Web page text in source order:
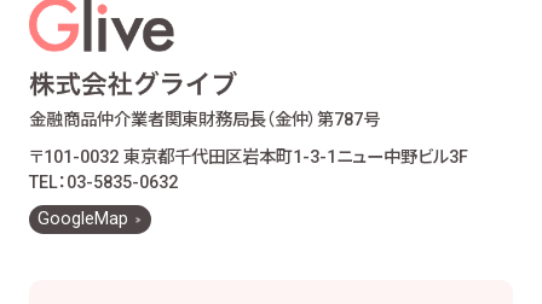
供の妥当性を判断するため
お客様ご本人であること又はご本人の代理人で
あることを確認するため
お客様に対し、お取引結果、お預り残高などの報
お客様とのお取引に関する事務を行うため
お客様との契約や法律等に基づく権利の行使や
義務の履行のため
金融商品仲介業者関東財務局長（金仲）第787号
〒101-0032 東京都千代田区岩本町1-3-1 ニュー中野ビル3F
TEL：03-5835-0632
GoogleMap